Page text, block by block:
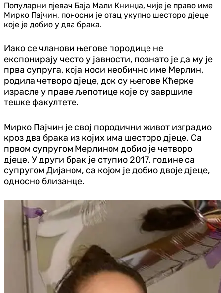
Популарни пјевач Баја Мали Книнџа, чије је право име
Мирко Пајчин, поносни је отац укупно шесторо д‌јеце
које је добио у два брака.
Иако се чланови његове породице не
експонирају често у јавности, познато је да му је
прва супруга, која носи необично име Мерлин,
родила четворо д‌јеце, док су његове Кћерке
израсле у праве љепотице које су завршиле
тешке факултете.
Мирко Пајчин је свој породични живот изградио
кроз два брака из којих има шесторо д‌јеце. Са
првом супругом Мерлином добио је четворо
д‌јеце. У други брак је ступио 2017. године са
супругом Дијаном, са којом је добио двоје д‌јеце,
односно близанце.